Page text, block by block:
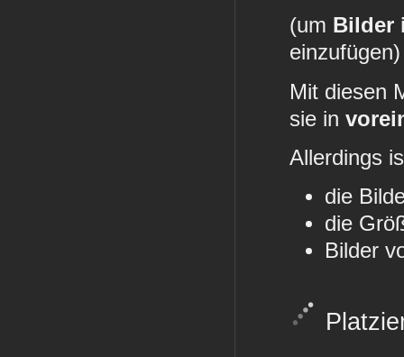
(um Bilder
einzufügen)
Mit diesen
sie in
Allerdings
die
die
Bilder